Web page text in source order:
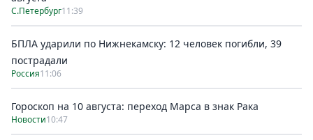
С.Петербург11:39
БПЛА ударили по Нижнекамску: 12 человек погибли, 39
пострадали
Россия11:06
Гороскоп на 10 августа: переход Марса в знак Рака
Новости10:47